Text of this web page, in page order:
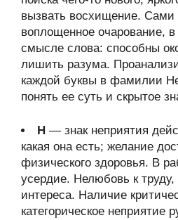
вызвать восхищение. Сами
воплощенное очарование,
смысле слова: способны
лишить разума.
каждой буквы в фамилии
понять ее суть и скрытое
Н — знак неприятия
какая она есть; желание
физического здоровья. В
усердие. Нелюбовь к
интереса. Наличие
категорическое неприятие